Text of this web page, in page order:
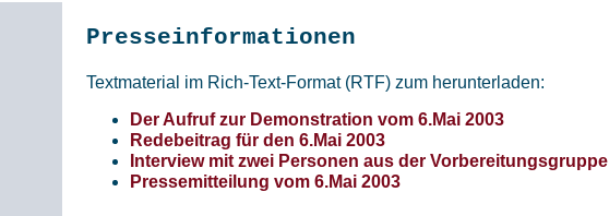
Presseinformationen
Textmaterial im Rich-Text-Format (RTF) zum herunterladen:
Der Aufruf zur Demonstration vom 6.Mai 2003
Redebeitrag für den 6.Mai 2003
Interview mit zwei Personen aus der Vorbereitungsgruppe
Pressemitteilung vom 6.Mai 2003